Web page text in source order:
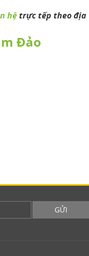
hệtrực tếp theo địa
Đảo
GỬI